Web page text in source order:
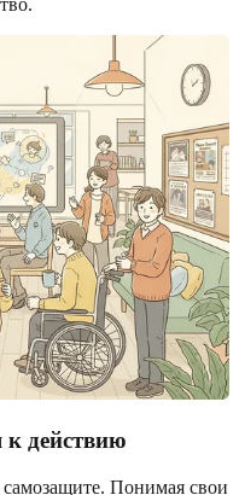
действию
самозащите. Понимая свои